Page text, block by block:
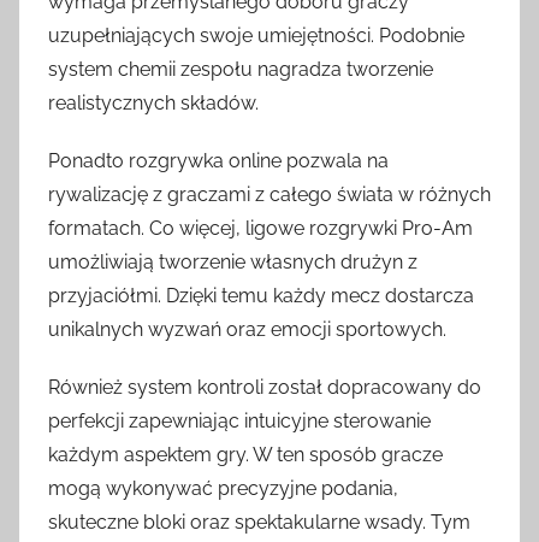
uzupełniających swoje umiejętności. Podobnie
system chemii zespołu nagradza tworzenie
realistycznych składów.
Ponadto rozgrywka online pozwala na
rywalizację z graczami z całego świata w różnych
formatach. Co więcej, ligowe rozgrywki Pro-Am
umożliwiają tworzenie własnych drużyn z
przyjaciółmi. Dzięki temu każdy mecz dostarcza
unikalnych wyzwań oraz emocji sportowych.
Również system kontroli został dopracowany do
perfekcji zapewniając intuicyjne sterowanie
każdym aspektem gry. W ten sposób gracze
mogą wykonywać precyzyjne podania,
skuteczne bloki oraz spektakularne wsady. Tym